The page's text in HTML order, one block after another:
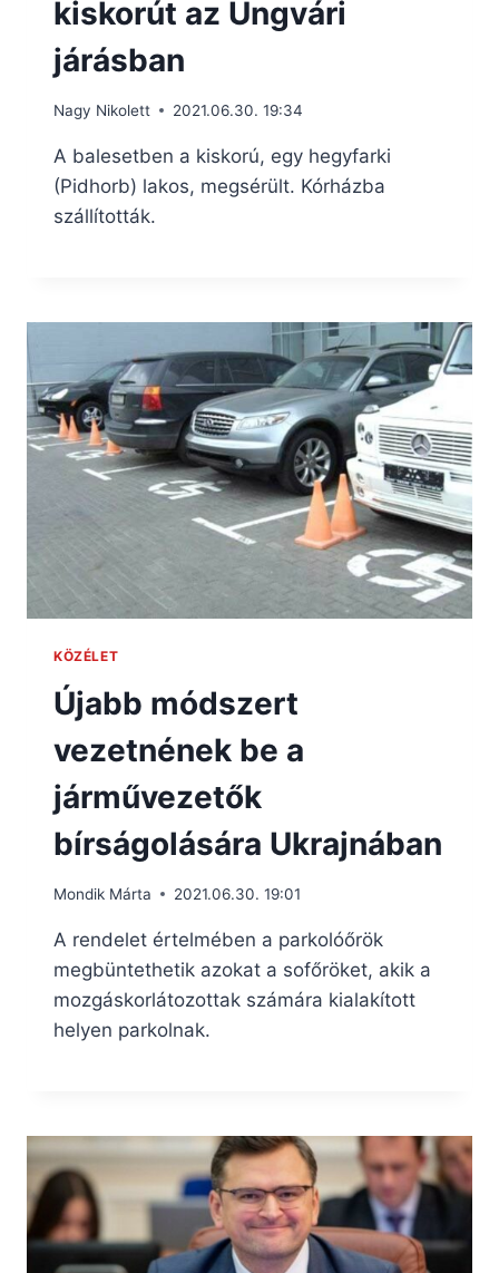
kiskorút az Ungvári
járásban
Nagy Nikolett 2021.06.30. 19:34
A balesetben a kiskorú, egy hegyfarki
(Pidhorb) lakos, megsérült. Kórházba
szállították.
KÖZÉLET
Újabb módszert
vezetnének be a
járművezetők
bírságolására Ukrajnában
Mondik Márta 2021.06.30. 19:01
A rendelet értelmében a parkolóőrök
megbüntethetik azokat a sofőröket, akik a
mozgáskorlátozottak számára kialakított
helyen parkolnak.